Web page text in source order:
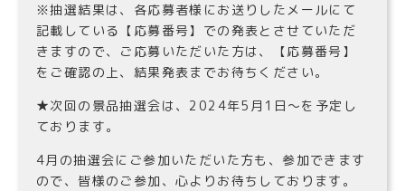
※抽選結果は、各応募者様にお送りしたメールにて
記載している【応募番号】での発表とさせていただ
きますので、ご応募いただいた方は、【応募番号】
をご確認の上、結果発表までお待ちください。
★次回の景品抽選会は、2024年5月1日〜を予定し
ております。
4月の抽選会にご参加いただいた方も、参加できます
ので、皆様のご参加、心よりお待ちしております。